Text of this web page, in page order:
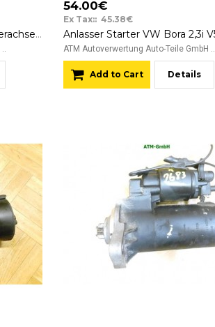
Achse Achsträger hinten Hinterachse VW Bora 1J2
54.00€
Ex Tax:: 45.38€
ATM Autoverwertung Auto-Teile GmbH ..
Add to Cart Details